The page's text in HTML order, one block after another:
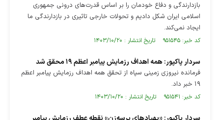
بازدارندگی و دفاع خودمان را بر اساس قدرت‌های درونی جمهوری
اسلامی ایران شکل دادیم و تحولات خارجی تاثیری در بازدارندگی ما
ایجاد نمی‌کند.
کد خبر: ۹۵۱۵۴۵ تاریخ انتشار : ۱۴۰۳/۱۰/۲۰
سردار پاکپور: همه اهداف رزمایش پیامبر اعظم ۱۹ محقق شد
فرمانده نیروزی زمینی سپاه از تحقق همه اهداف رزمایش پیامبر اعظم
۱۹ خبر داد.
کد خبر: ۹۵۱۵۴۱ تاریخ انتشار : ۱۴۰۳/۱۰/۲۰